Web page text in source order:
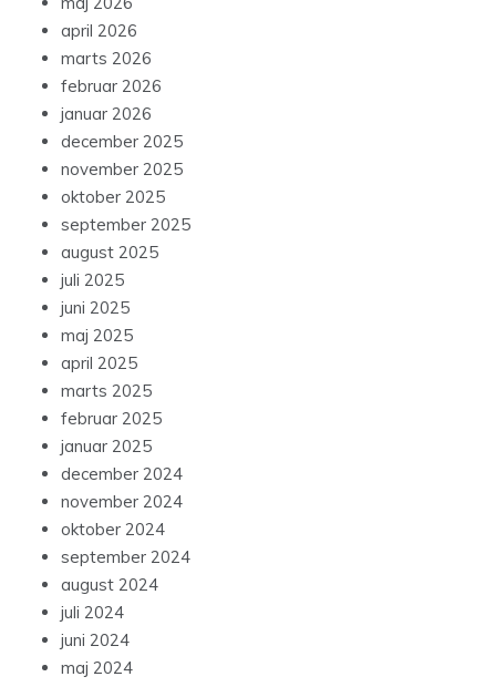
april 2026
marts 2026
februar 2026
januar 2026
december 2025
november 2025
oktober 2025
september 2025
august 2025
juli 2025
juni 2025
maj 2025
april 2025
marts 2025
februar 2025
januar 2025
december 2024
november 2024
oktober 2024
september 2024
august 2024
juli 2024
juni 2024
maj 2024